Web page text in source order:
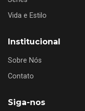
Vida e Estilo
Institucional
Sobre Nós
Contato
Siga-nos